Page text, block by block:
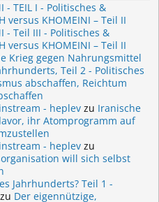
- TEIL I - Politisches &
versus KHOMEINI – Teil II
- Teil III - Politisches &
versus KHOMEINI – Teil II
Krieg gegen Nahrungsmittel
Teil 2 - Politisches
abschaffen, Reichtum
- heplev zu Iranische
ihr Atomprogramm auf
- heplev zu
will sich selbst
Jahrhunderts? Teil 1 -
zu Der eigennützige,